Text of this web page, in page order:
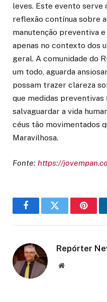
leves. Este evento serve
reflexão contínua sobre a
manutenção preventiva
apenas no contexto dos
geral. A comunidade do
um todo, aguarda
possam trazer clareza
que medidas
salvaguardar a vida
céus tão movimentados
Maravilhosa.
Fonte: https://
FacebookTwitter
Repórter
Website